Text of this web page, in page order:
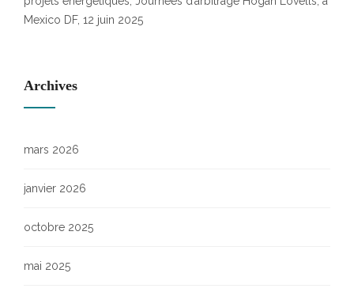
Mexico DF, 12 juin 2025
Archives
mars 2026
janvier 2026
octobre 2025
mai 2025